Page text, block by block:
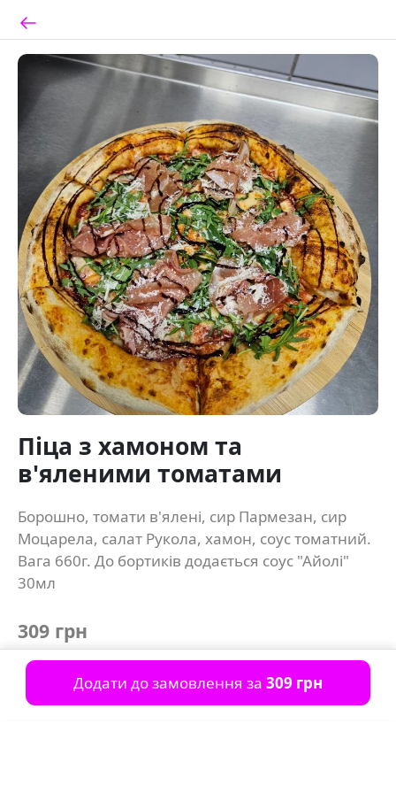
Піца з хамоном та
в'яленими томатами
Борошно, томати в'ялені, сир Пармезан, сир
Моцарела, салат Рукола, хамон, соус томатний.
Вага 660г. До бортиків додається соус "Айолі"
30мл
309 грн
Додати до замовлення за 309 грн